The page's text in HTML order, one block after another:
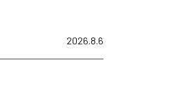
2026.8.6